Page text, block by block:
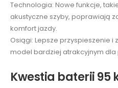
Technologia: Nowe funkcje,
akustyczne szyby, poprawiają
komfort jazdy.
Osiągi: Lepsze przyspieszenie i
model bardziej atrakcyjnym
Kwestia baterii 95